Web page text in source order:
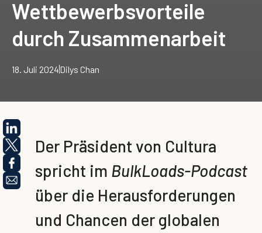
Wettbewerbsvorteile
durch Zusammenarbeit
18. Juli 2024Dilys Chan
Der Präsident von Cultura
spricht im BulkLoads-Podcast
über die Herausforderungen
und Chancen der globalen